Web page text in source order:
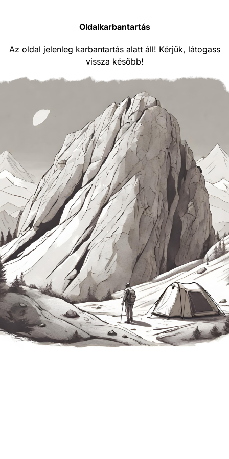
Oldalkarbantartás
Az oldal jelenleg karbantartás alatt áll! Kérjük, látogass
vissza később!